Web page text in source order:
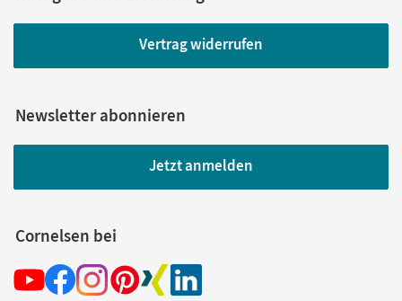
Vertrag widerrufen
Newsletter abonnieren
Jetzt anmelden
Cornelsen bei